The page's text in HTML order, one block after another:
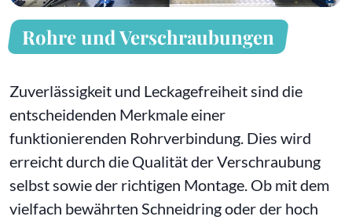
Rohre und Verschraubungen
Zuverlässigkeit und Leckagefreiheit sind die
entscheidenden Merkmale einer
funktionierenden Rohrverbindung. Dies wird
erreicht durch die Qualität der Verschraubung
selbst sowie der richtigen Montage. Ob mit dem
vielfach bewährten Schneidring oder der hoch